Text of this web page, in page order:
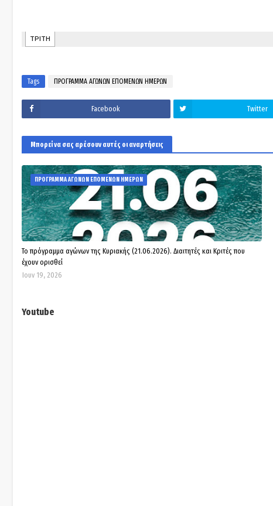
Tags ΠΡΟΓΡΑΜΜΑ ΑΓΩΝΩΝ ΕΠΟΜΕΝΩΝ ΗΜΕΡΩΝ
Facebook Twitter
Μπορεί να σας αρέσουν αυτές οι αναρτήσεις
ΠΡΟΓΡΑΜΜΑ ΑΓΩΝΩΝ ΕΠΟΜΕΝΩΝ ΗΜΕΡΩΝ
Το πρόγραμμα αγώνων της Κυριακής (21.06.2026). Διαιτητές και Κριτές που
έχουν ορισθεί
Ιουν 19, 2026
Youtube